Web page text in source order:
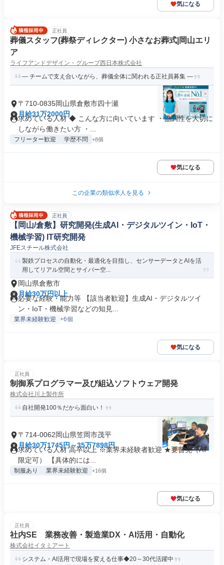
気になる
正社員
葬儀スタッフ(葬祭ディレクター) 小さなお葬式|岡山エリ
ア
ライフアンドデザイン・グループ西日本株式会社
― チームで支え合いながら、葬儀全体に関われる正社員募集 ―
〒710-0835岡山県倉敷市四十瀬
月給31万2000円
求めている人材 ◆ こんな方に向いています ・協調性を大切に
しながら働きたい方 ・...
フリーター歓迎 学歴不問 +8個
気になる
この企業の類似求人を見る
正社員
【岡山/倉敷】研究開発(生成AI・デジタルツイン・IoT・
機械学習) IT研究開発
JFEスチール株式会社
製鉄プロセスの自動化・最適化を目指し、センサーデータとAIを活
用してリアル空間とサイバー空...
岡山県倉敷市
月給30万円以上
必要な経験・能力等 【該当者歓迎】生成AI・デジタルツイ
ン・IoT・機械学習などの知見...
業界未経験歓迎 +6個
気になる
正社員
制御系プログラマー及び組込ソフトウェア開発
株式会社川上製作所
自社開発100％だから面白い！
〒714-0062岡山県笠岡市茂平
月給30万1745円～35万7898円
求めている人材 高卒以上 ※業界未経験者歓迎 ★要普免（AT
限定可） 【具体的には...
制服あり 業界未経験歓迎 +16個
気になる
正社員
社内SE 業務改善・製造業DX・AI活用・自動化
株式会社イタミアート
システム・AI活用で現場を変える仕事◆20～30代活躍中